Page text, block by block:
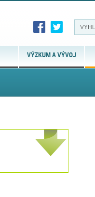
VÝZKUM A VÝVOJ